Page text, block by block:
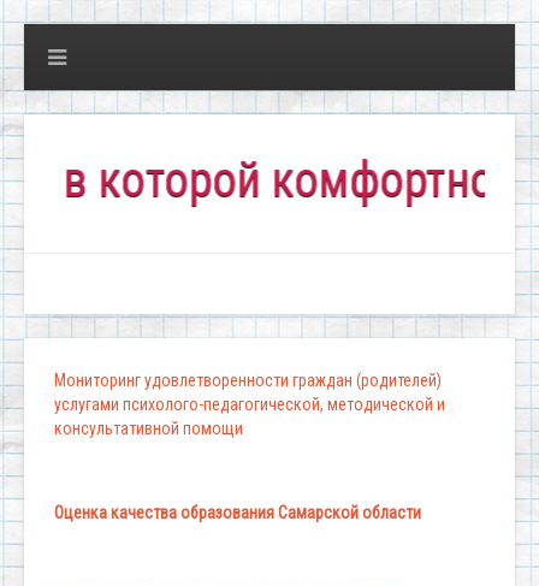
комфортно всем!"
Мониторинг удовлетворенности граждан (родителей)
услугами психолого-педагогической, методической и
консультативной помощи
Оценка качества образования Самарской области